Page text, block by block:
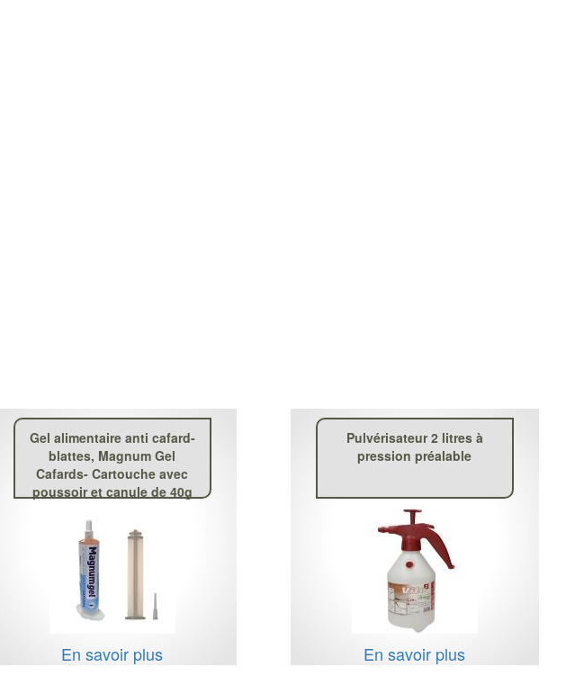
Gel alimentaire anti cafard-
blattes, Magnum Gel
Cafards- Cartouche avec
poussoir et canule de 40g
En savoir plus
Pulvérisateur 2 litres à
pression préalable
En savoir plus